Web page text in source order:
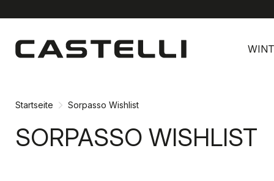
Inhalt
springen
Navigation
springen
Startseite Sorpasso Wishlist
SORPASSO WISHLIST